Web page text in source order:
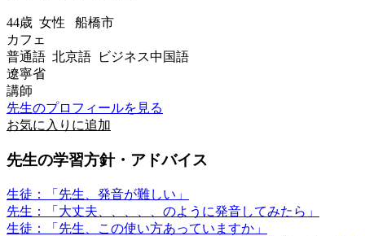
44歳 女性 船橋市
カフェ
普通語 北京語 ビジネス中国語
遼寧省
講師
先生のプロフィールを見る
お気に入りに追加
先生の学習方針・アドバイス
生徒：「先生、発音が難しい」
先生：「大丈夫、、、、、のように発音してみたら」
生徒：「先生、この使い方あっていますか」